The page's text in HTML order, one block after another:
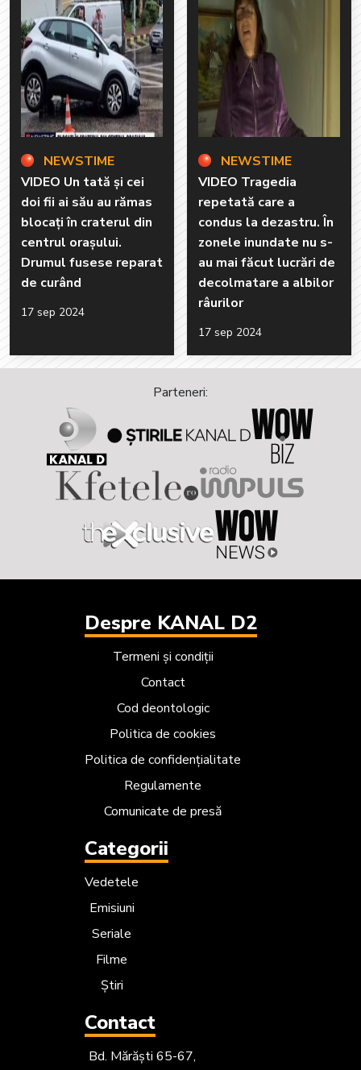
NEWSTIME
VIDEO Un tată și cei
doi fii ai său au rămas
blocați în craterul din
centrul orașului.
Drumul fusese reparat
de curând
17 sep 2024
NEWSTIME
VIDEO Tragedia
repetată care a
condus la dezastru. În
zonele inundate nu s-
au mai făcut lucrări de
decolmatare a albilor
râurilor
17 sep 2024
Parteneri:
Despre KANAL D2
Termeni și condiții
Contact
Cod deontologic
Politica de cookies
Politica de confidențialitate
Regulamente
Comunicate de presă
Categorii
Vedetele
Emisiuni
Seriale
Filme
Știri
Contact
Bd. Mărăști 65-67,